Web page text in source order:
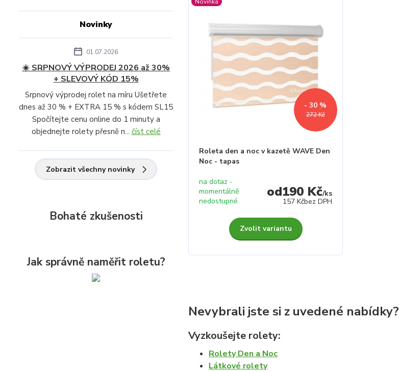
272 Kč
- 30 %
Roleta den a noc v kazetě WAVE Den
Noc - tapas
190 Kč/ks
157 Kčbez DPH
na dotaz -
momentálně
nedostupné
Zvolit variantu
Nevybrali jste si z uvedené nabídky?
Vyzkoušejte rolety:
Rolety Den a Noc
Látkové rolety
Novinky
01.07.2026
☀️ SRPNOVÝ VÝPRODEJ 2026 až 30%
+ SLEVOVÝ KÓD 15%
Srpnový výprodej rolet na míru Ušetřete
dnes až 30 % + EXTRA 15 % s kódem SL15
Spočítejte cenu online do 1 minuty a
objednejte rolety přesně n... číst celé
Zobrazit všechny novinky
Bohaté zkušenosti
Jak správně naměřit roletu?